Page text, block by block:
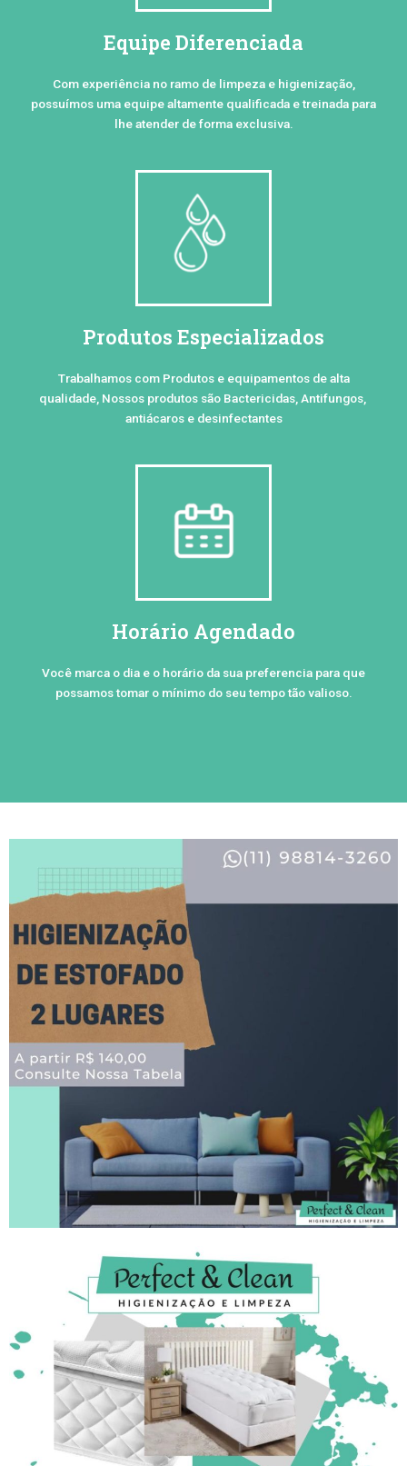
Equipe Diferenciada
Com experiência no ramo de limpeza e higienização,
possuímos uma equipe altamente qualificada e treinada para
lhe atender de forma exclusiva.
Produtos Especializados
Trabalhamos com Produtos e equipamentos de alta
qualidade, Nossos produtos são Bactericidas, Antifungos,
antiácaros e desinfectantes
Horário Agendado
Você marca o dia e o horário da sua preferencia para que
possamos tomar o mínimo do seu tempo tão valioso.